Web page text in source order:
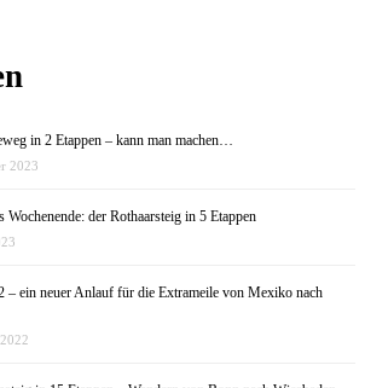
in 2 Etappen – kann man machen…
2023
Wochenende: der Rothaarsteig in 5 Etappen
– ein neuer Anlauf für die Extrameile von Mexiko nach